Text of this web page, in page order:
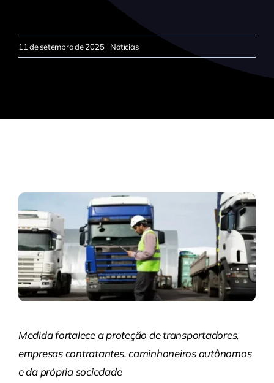
11 de setembro de 2025 Notícias
Medida fortalece a proteção de transportadores,
empresas contratantes, caminhoneiros autônomos
e da própria sociedade